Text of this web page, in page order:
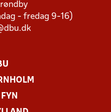
- fredag 9-16)